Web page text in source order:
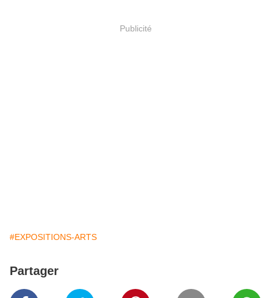
Publicité
#EXPOSITIONS-ARTS
Partager